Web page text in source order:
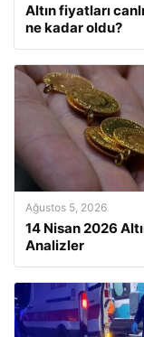
Altın fiyatları
ne kadar oldu?
Ağustos 5, 2026
14 Nisan 2026
Analizler